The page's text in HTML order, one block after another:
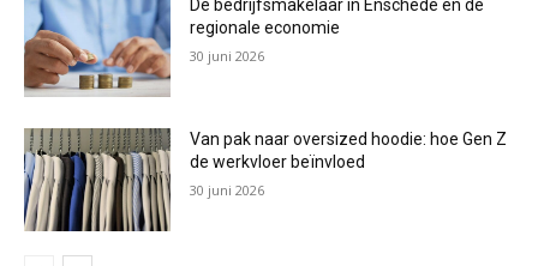
De bedrijfsmakelaar in Enschede en de
regionale economie
30 juni 2026
Van pak naar oversized hoodie: hoe Gen Z
de werkvloer beïnvloed
30 juni 2026